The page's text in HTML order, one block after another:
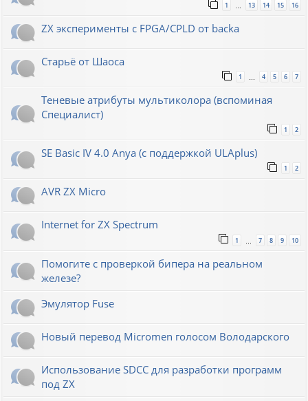
1 … 13 14 15 16
ZX эксперименты с FPGA/CPLD от backa
Старьё от Шаоса
1 … 4 5 6 7
Теневые атрибуты мультиколора (вспоминая
Специалист)
1 2
SE Basic IV 4.0 Anya (с поддержкой ULAplus)
1 2
AVR ZX Micro
Internet for ZX Spectrum
1 7 8 9 10
Помогите с проверкой бипера на реальном
железе?
Эмулятор Fuse
Новый перевод Micromen голосом Володарского
Использование SDCC для разработки программ
под ZX